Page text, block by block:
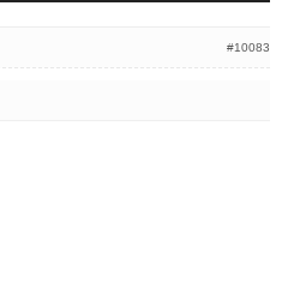
#10083